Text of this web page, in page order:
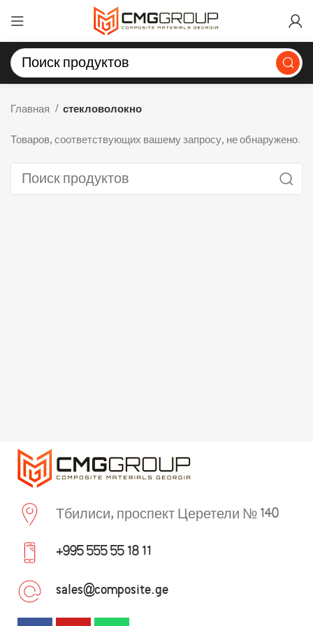
Главная стекловолокно
Товаров, соответствующих вашему запросу, не обнаружено.
Тбилиси, проспект Церетели № 140
+995 555 55 18 11
sales@composite.ge